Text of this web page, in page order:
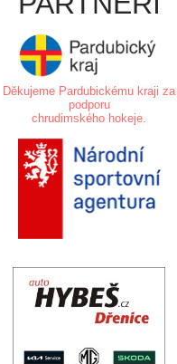
+/- TM
0 12
0
2
Děkujeme Pardubickému kraji za
podporu
chrudimského hokeje.